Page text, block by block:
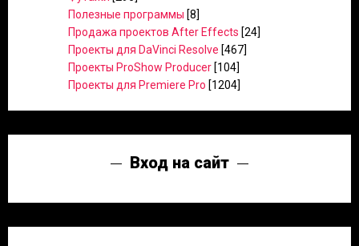
Полезные программы [8]
Продажа проектов After Effects [24]
Проекты для DaVinci Resolve [467]
Проекты ProShow Producer [104]
Проекты для Premiere Pro [1204]
Вход на сайт